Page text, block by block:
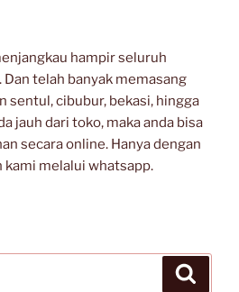
hampir seluruh
telah banyak memasang
sentul, cibubur, bekasi, hingga
jauh dari toko, maka anda bisa
secara online. Hanya dengan
melalui whatsapp.